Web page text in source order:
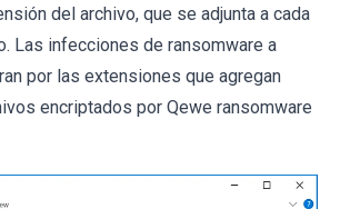
del archivo, que se adjunta a cada
Las infecciones de ransomware a
por las extensiones que agregan
encriptados por Qewe ransomware